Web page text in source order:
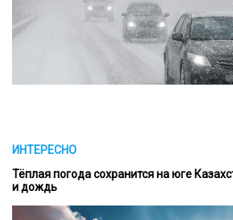
ИНТЕРЕСНО
Тёплая погода сохранится на юге
и дождь